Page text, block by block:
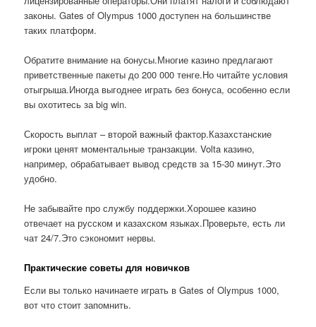
законы. Gates of Olympus 1000 доступен на большинстве
таких платформ.
Обратите внимание на бонусы.Многие казино предлагают
приветственные пакеты до 200 000 тенге.Но читайте условия
отыгрыша.Иногда выгоднее играть без бонуса, особенно если
вы охотитесь за big win.
Скорость выплат – второй важный фактор.Казахстанские
игроки ценят моментальные транзакции. Volta казино,
например, обрабатывает вывод средств за 15-30 минут.Это
удобно.
Не забывайте про службу поддержки.Хорошее казино
отвечает на русском и казахском языках.Проверьте, есть ли
чат 24/7.Это сэкономит нервы.
Практические советы для новичков
Если вы только начинаете играть в Gates of Olympus 1000,
вот что стоит запомнить.